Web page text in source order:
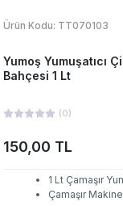
Ürün Kodu: TT070103
Yumoş Yumuşatıcı
Bahçesi 1 Lt
(0)
150,00 TL
1 Lt Çamaşır
Çamaşır